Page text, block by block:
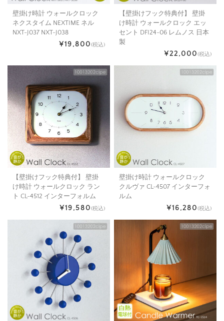
壁掛け時計 ウォールクロック
ネクスタイム NEXTIME ネル
NXT-J037 NXT-J038
¥19,800(税込)
【壁掛けフック特典付】 壁掛
け時計 ウォールクロック エッ
セント DFI24-06 レムノス 日本
製
¥22,000(税込)
【壁掛けフック特典付】 壁掛
け時計 ウォールクロック ラン
ト CL-4512 インターフォルム
¥19,580(税込)
壁掛け時計 ウォールクロック
クルヴァ CL-4507 インターフォ
ルム
¥16,280(税込)